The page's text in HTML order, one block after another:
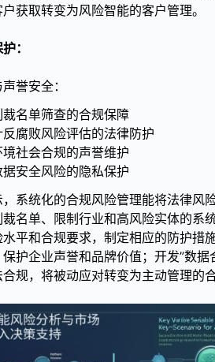
获取转变为风险智能的客户管理。
：
誉安全：
名单筛查的合规保障
腐败风险评估的法律防护
社会合规的声誉维护
安全风险的隐私保护
系统化的合规风险管理能将法律风
名单、限制行业和高风险实体的系
平和合规要求，制定相应的防护措
护企业声誉和品牌价值；开发”数
规，将被动应对转变为主动管理的